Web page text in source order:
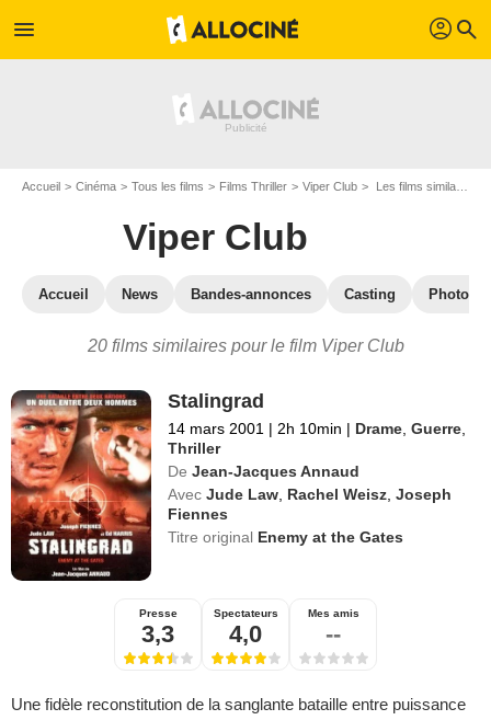
menu profil search
Accueil Cinéma Tous les films Films Thriller Viper Club Les films similaires à "Viper Club"
Viper Club
Accueil News Bandes-annonces Casting Photos
20 films similaires pour le film Viper Club
Stalingrad
14 mars 2001 | 2h 10min | Drame ,Guerre
Thriller
De Jean-Jacques Annaud
Avec Jude Law Rachel Weisz ,Joseph
Fiennes
Titre original Enemy at the Gates
Presse
3,3
Spectateurs
4,0
Mes amis
--
Une fidèle reconstitution de la sanglante bataille entre puissance